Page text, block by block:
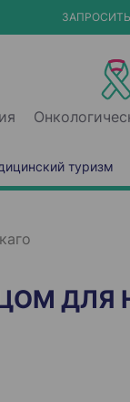
туризм
ДЛЯ